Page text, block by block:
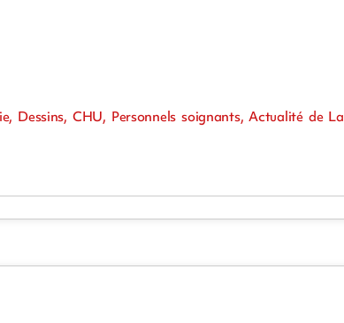
Dessins, CHU, Personnels soignants, Actualité de La